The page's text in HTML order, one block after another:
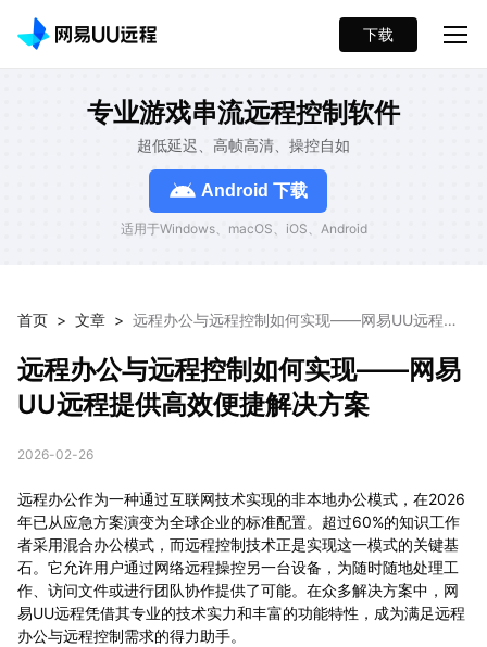
下载
专业游戏串流远程控制软件
超低延迟、高帧高清、操控自如
Android 下载
适用于Windows、macOS、iOS、Android
首页 > 文章 > 远程办公与远程控制如何实现——网易UU远程提
远程办公与远程控制如何实现——网易
UU远程提供高效便捷解决方案
2026-02-26
远程办公作为一种通过互联网技术实现的非本地办公模式，在2026
年已从应急方案演变为全球企业的标准配置。超过60%的知识工作
者采用混合办公模式，而远程控制技术正是实现这一模式的关键基
石。它允许用户通过网络远程操控另一台设备，为随时随地处理工
作、访问文件或进行团队协作提供了可能。在众多解决方案中，网
易UU远程凭借其专业的技术实力和丰富的功能特性，成为满足远程
办公与远程控制需求的得力助手。